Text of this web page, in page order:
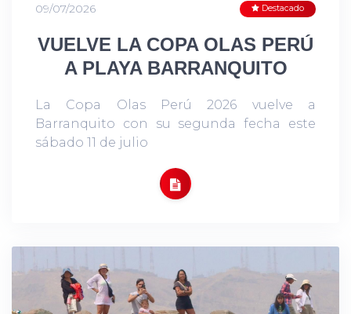
09/07/2026 Destacado
VUELVE LA COPA OLAS PERÚ
A PLAYA BARRANQUITO
La Copa Olas Perú 2026 vuelve a
Barranquito con su segunda fecha este
sábado 11 de julio